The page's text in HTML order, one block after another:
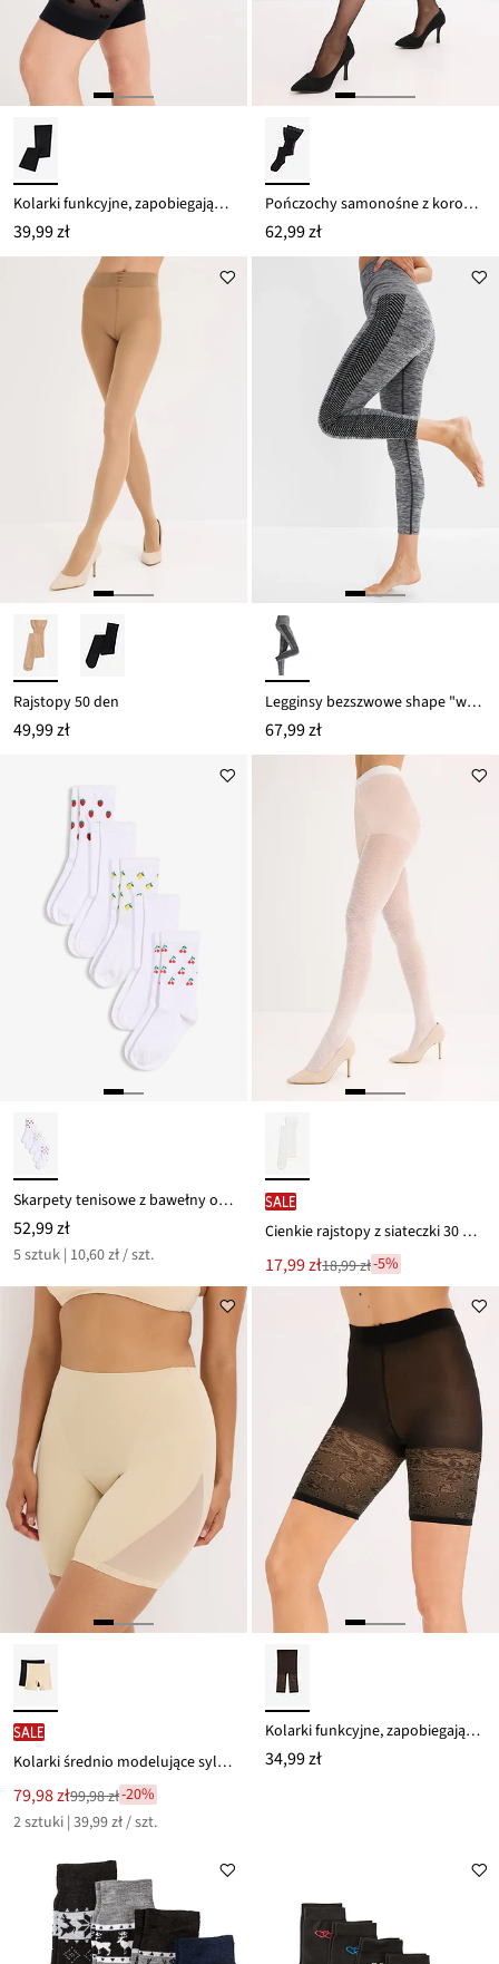
Kolarki funkcyjne, zapobiegające otarciom, z wygodnym pasem, 30 DEN
39,99 zł
Pończochy samonośne z koronką 20 den
62,99 zł
Rajstopy 50 den
49,99 zł
Legginsy bezszwowe shape "wyszczuplające brzuch", silny stopień modelowania sylwetki
67,99 zł
Skarpety tenisowe z bawełny organicznej (5 par)
52,99 zł
5 sztuk | 10,60 zł / szt.
SALE
Cienkie rajstopy z siateczki 30 DEN
Nowa
cena
17,99 zł
Przeceniono
18,99 zł-5%
SALE
Kolarki średnio modelujące sylwetkę z przezroczystą nakładką (2 szt.)
Nowa
cena
to
79,98 zł
Przeceniono
z
99,98 zł
99,98 zł-20%
2 sztuki | 39,99 zł / szt.
Kolarki funkcyjne, zapobiegające otarciom, z drukowanej koronki, 110 DEN
34,99 zł